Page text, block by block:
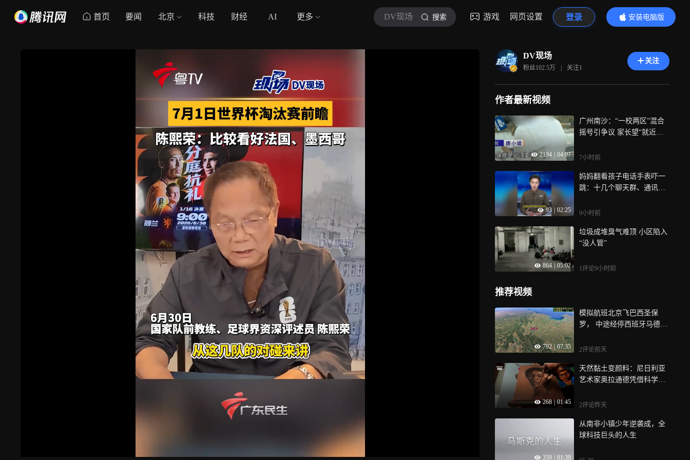
首页 要闻 北京 科技 财经 AI 更多 DV现场 搜索 游戏 网页设置 登录
安装电脑版
内容更精彩
DV现场
粉丝102.5万 | 关注1
关注
作者最新视频
2194 04:07
广州南沙：“一校两区”混合
摇号引争议 家长望“就近入
7小时前
93 02:25
妈妈翻看孩子电话手表吓一
跳：十几个聊天群、通讯录
孩子哭诉：“我不被尊重”
9小时前
864 05:02
垃圾成堆臭气难顶 小区陷入
“没人管”
1评论9小时前
推荐视频
792 | 07:35
模拟航班北京飞巴西圣保
罗， 中途经停西班牙马德
2评论前天
268 01:45
天然黏土变颜料：尼日利亚
艺术家奥拉通德凭借科学背
2评论昨天
359 01:39
从南非小镇少年逆袭成，全
球科技巨头的人生